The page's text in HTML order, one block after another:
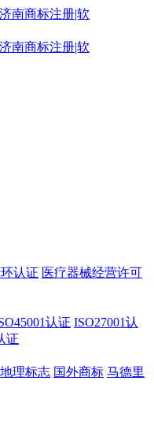
认证 医疗器械经营许可
认证 ISO27001认
证
地理标志 国外商标 马德里